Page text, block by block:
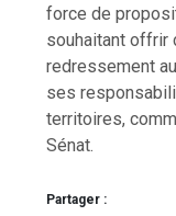
force de
souhaitant offrir
redressement
ses
territoires,
Sénat.
Partager :